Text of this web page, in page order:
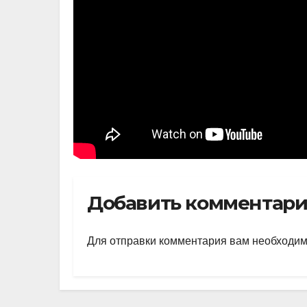
Добавить
Для отправки комментария вам